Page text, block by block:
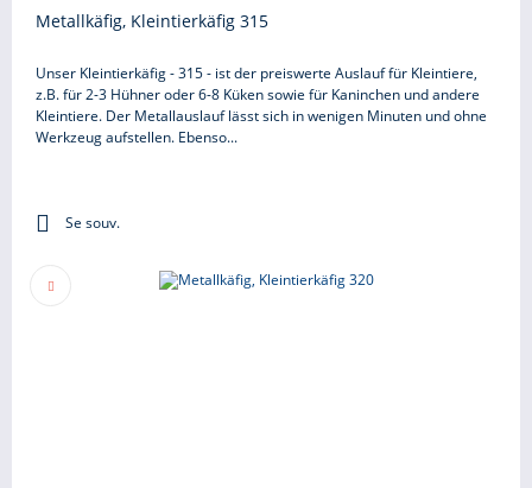
Metallkäfig, Kleintierkäfig 315
Unser Kleintierkäfig - 315 - ist der preiswerte Auslauf für Kleintiere,
z.B. für 2-3 Hühner oder 6-8 Küken sowie für Kaninchen und andere
Kleintiere. Der Metallauslauf lässt sich in wenigen Minuten und ohne
Werkzeug aufstellen. Ebenso...
Se souv.